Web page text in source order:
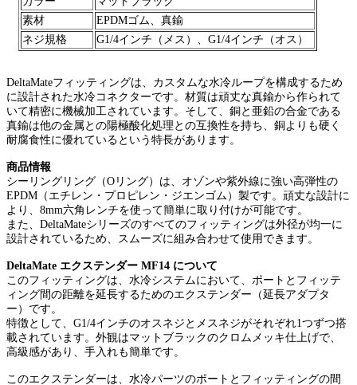
素材
EPDMゴム、真鍮
ネジ規格
G1/4インチ（メス）、G1/4インチ（オス）
DeltaMateフィッティングは、カスタムな水冷ループを構成するため
に設計された水冷コネクターです。材質は頑丈な真鍮から作られて
いて精密に機械加工されています。そして、銅と亜鉛の合金である
真鍮は他の金属との陽極酸化処理との互換性を持ち、銅よりも硬く
耐腐食性に優れているという特長があります。
商品情報
シーリングリング（Oリング）は、オゾンや紫外線に強い高弾性の
EPDM（エチレン・プロピレン・ジエンゴム）製です。頑丈な設計に
より、8mm六角レンチを使って簡単に取り付けが可能です。
また、DeltaMateシリーズのすべてのフィッティングは外径が均一に
設計されているため、スムーズに組み合わせて使用できます。
DeltaMate エクステンダー MF14 について
このフィッティングは、水冷システムにおいて、ポートとフィッテ
ィング間の距離を延長するためのエクステンダー（延長アダプタ
ー）です。
特徴として、G1/4インチのオスネジとメスネジがそれぞれ1つずつ搭
載されています。外観はマットブラックのクロムメッキ仕上げで、
高級感があり、手入れも簡単です。
このエクステンダーは、水冷パーツのポートとフィッティングの間